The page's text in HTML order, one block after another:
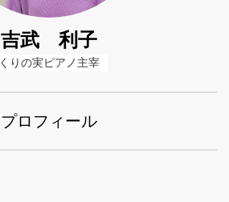
吉武 利子
くりの実ピアノ主宰
プロフィール